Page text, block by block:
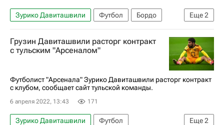
Еще2
Зурико Давиташвили Футбол
Бордо
Рубин
Трансферы
Грузин Давиташвили расторг контракт
с тульским "Арсеналом"
Футболист "Арсенала" Зурико Давиташвили расторг контракт
с клубом, сообщает сайт тульской команды.
6 апреля 2022, 13:43 171
Еще2
Зурико Давиташвили
Футбол